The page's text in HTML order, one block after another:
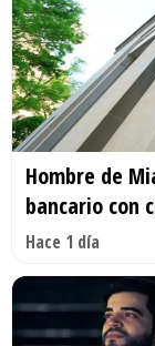
Hombre de
bancario con
Hace 1 día